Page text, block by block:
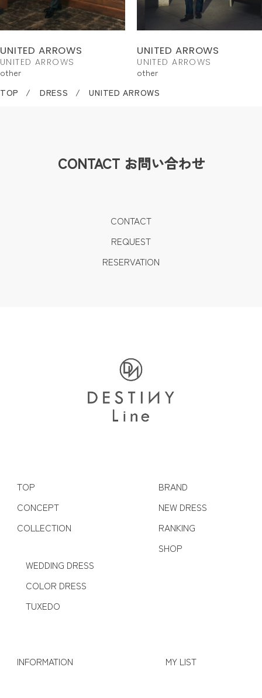
UNITED ARROWS
UNITED ARROWS
other
UNITED ARROWS
UNITED ARROWS
other
TOP
DRESS UNITED ARROWS
CONTACT お問い合わせ
CONTACT
REQUEST
RESERVATION
TOP
CONCEPT
COLLECTION
WEDDING DRESS
COLOR DRESS
TUXEDO
BRAND
NEW DRESS
RANKING
SHOP
INFORMATION MY LIST